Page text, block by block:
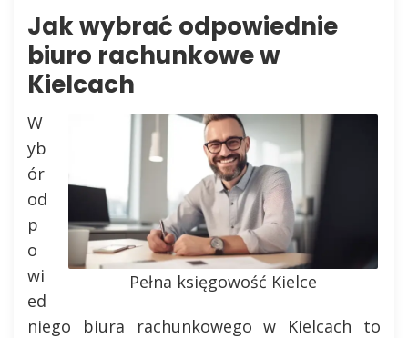
Jak wybrać odpowiednie
biuro rachunkowe w
Kielcach
Pełna księgowość Kielce
W
yb
ór
od
p
o
wi
ed
niego biura rachunkowego w Kielcach to